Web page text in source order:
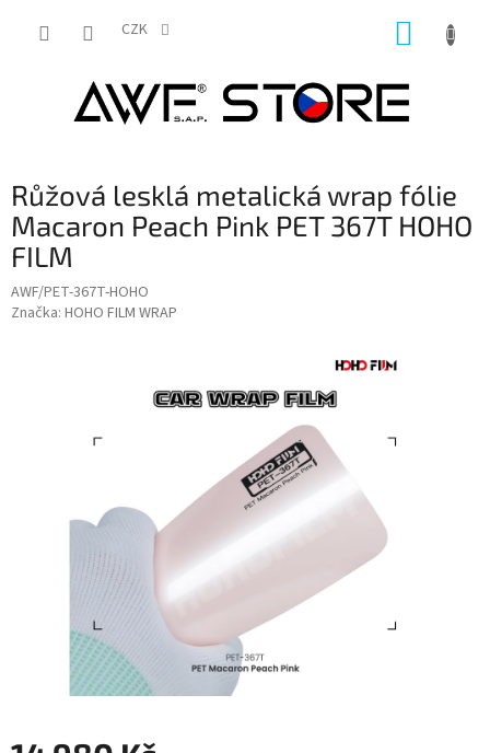
CZK
Růžová lesklá metalická wrap fólie
Macaron Peach Pink PET 367T HOHO
FILM
AWF/PET-367T-HOHO
Značka: HOHO FILM WRAP